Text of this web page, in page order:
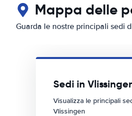
Mappa delle
Guarda le nostre principali sedi
Sedi in
Visualizza le principali
Vlissingen